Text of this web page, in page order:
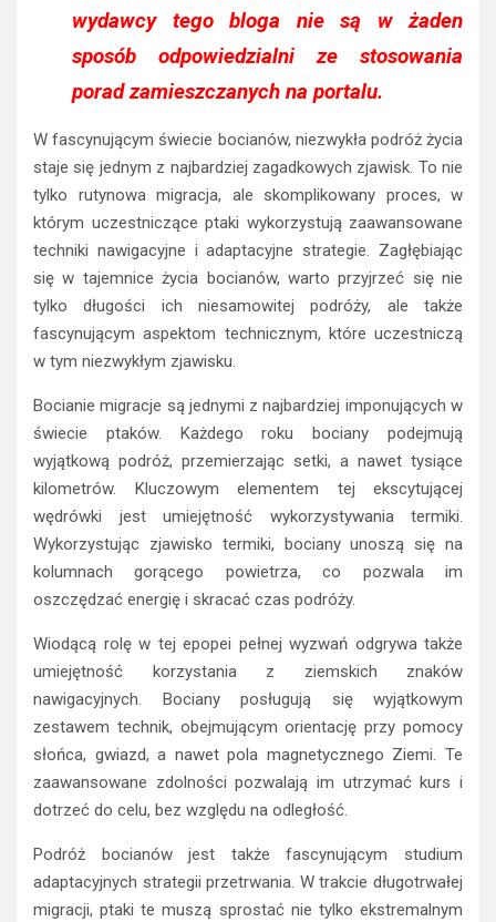
wydawcy tego bloga nie są w żaden
sposób odpowiedzialni ze stosowania
porad zamieszczanych na portalu.
W fascynującym świecie bocianów, niezwykła podróż życia
staje się jednym z najbardziej zagadkowych zjawisk. To nie
tylko rutynowa migracja, ale skomplikowany proces, w
którym uczestniczące ptaki wykorzystują zaawansowane
techniki nawigacyjne i adaptacyjne strategie. Zagłębiając
się w tajemnice życia bocianów, warto przyjrzeć się nie
tylko długości ich niesamowitej podróży, ale także
fascynującym aspektom technicznym, które uczestniczą
w tym niezwykłym zjawisku.
Bocianie migracje są jednymi z najbardziej imponujących w
świecie ptaków. Każdego roku bociany podejmują
wyjątkową podróż, przemierzając setki, a nawet tysiące
kilometrów. Kluczowym elementem tej ekscytującej
wędrówki jest umiejętność wykorzystywania termiki.
Wykorzystując zjawisko termiki, bociany unoszą się na
kolumnach gorącego powietrza, co pozwala im
oszczędzać energię i skracać czas podróży.
Wiodącą rolę w tej epopei pełnej wyzwań odgrywa także
umiejętność korzystania z ziemskich znaków
nawigacyjnych. Bociany posługują się wyjątkowym
zestawem technik, obejmującym orientację przy pomocy
słońca, gwiazd, a nawet pola magnetycznego Ziemi. Te
zaawansowane zdolności pozwalają im utrzymać kurs i
dotrzeć do celu, bez względu na odległość.
Podróż bocianów jest także fascynującym studium
adaptacyjnych strategii przetrwania. W trakcie długotrwałej
migracji, ptaki te muszą sprostać nie tylko ekstremalnym